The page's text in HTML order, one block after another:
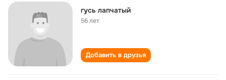
гусь лапчатый
56 лет
Добавить в друзья